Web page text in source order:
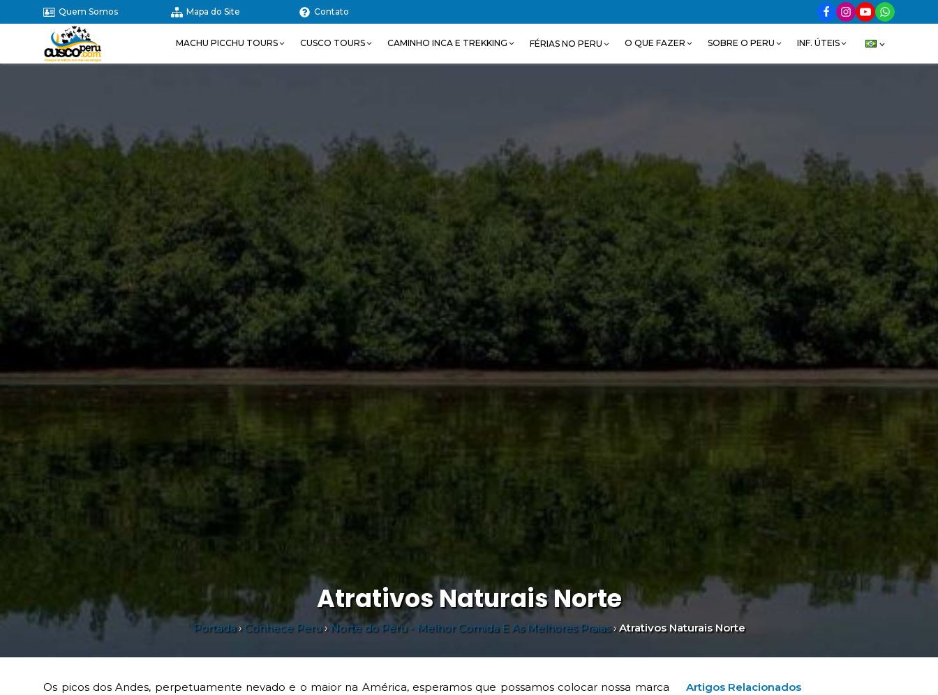
Quem Somos Mapa do Site Contato
MACHU PICCHU TOURS CUSCO TOURS CAMINHO INCA E TREKKING FÉRIAS NO PERU O QUE FAZER SOBRE O PERU INF. ÚTEIS
Atrativos Naturais Norte
Portada› Conhece Peru› Norte do Peru - Melhor Comida E As Melhores Praias›Atrativos Naturais Norte
Os picos dos Andes, perpetuamente nevado e o maior na América, esperamos que possamos colocar nossa marca
Artigos Relacionados